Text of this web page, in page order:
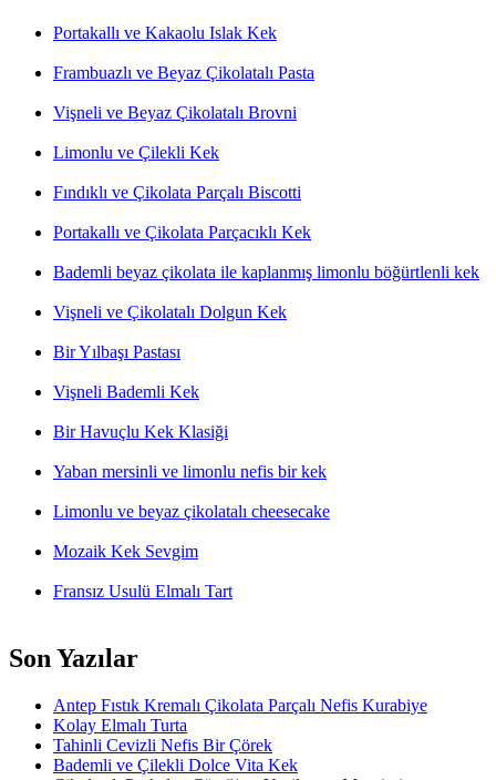
Portakallı ve Kakaolu Islak Kek
Frambuazlı ve Beyaz Çikolatalı Pasta
Vişneli ve Beyaz Çikolatalı Brovni
Limonlu ve Çilekli Kek
Fındıklı ve Çikolata Parçalı Biscotti
Portakallı ve Çikolata Parçacıklı Kek
Bademli beyaz çikolata ile kaplanmış limonlu böğürtlenli kek
Vişneli ve Çikolatalı Dolgun Kek
Bir Yılbaşı Pastası
Vişneli Bademli Kek
Bir Havuçlu Kek Klasiği
Yaban mersinli ve limonlu nefis bir kek
Limonlu ve beyaz çikolatalı cheesecake
Mozaik Kek Sevgim
Fransız Usulü Elmalı Tart
Son Yazılar
Antep Fıstık Kremalı Çikolata Parçalı Nefis Kurabiye
Kolay Elmalı Turta
Tahinli Cevizli Nefis Bir Çörek
Bademli ve Çilekli Dolce Vita Kek